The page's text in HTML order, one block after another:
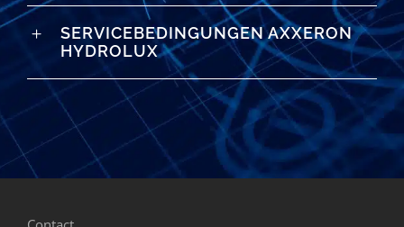
SERVICEBEDINGUNGEN AXXERON
HYDROLUX